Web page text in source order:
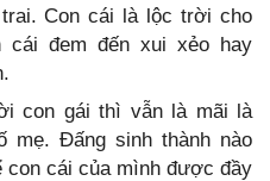
Con cái là lộc trời cho
cái đem đến xui xẻo hay
con gái thì vẫn là mãi là
mẹ. Đấng sinh thành nào
con cái của mình được đầy